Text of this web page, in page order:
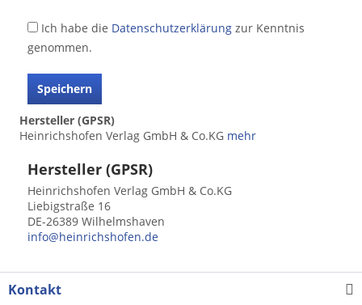
Ich habe die Datenschutzerklärung zur Kenntnis
genommen.
Speichern
Hersteller (GPSR)
Heinrichshofen Verlag GmbH & Co.KG mehr
Hersteller (GPSR)
Heinrichshofen Verlag GmbH & Co.KG
Liebigstraße 16
DE-26389 Wilhelmshaven
info@heinrichshofen.de
Kontakt